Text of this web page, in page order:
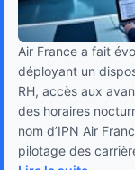
Air France a fait
déployant un
RH, accès aux
des horaires
nom d’IPN Air
pilotage des